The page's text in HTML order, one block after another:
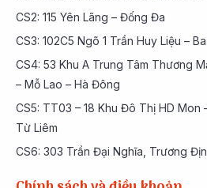
CS2: 115 Yên Lãng – Đống Đa
CS3: 102C5 Ngõ 1 Trần Huy Liệu –
CS4: 53 Khu A Trung Tâm Thương
– Mỗ Lao – Hà Đông
CS5: TT03 – 18 Khu Đô Thị HD Mon
Từ Liêm
CS6: 303 Trần Đại Nghĩa, Trương